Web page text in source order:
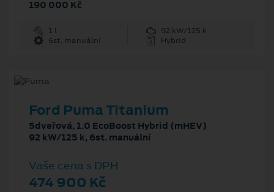
190 000 Kč
1 l
92 kW/125 k
6st. manuální
Hybrid
Ford Puma Titanium
5dveřová, 1.0 EcoBoost Hybrid (mHEV)
92 kW/125 k, 6st. manuální
Vaše cena s DPH
474 900 Kč